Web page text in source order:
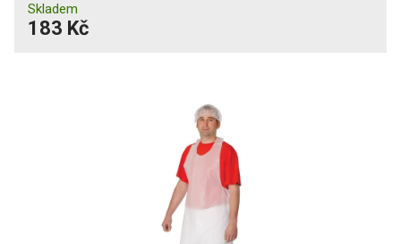
Skladem
183 Kč